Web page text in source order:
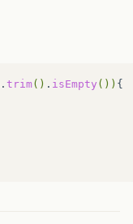
. trim() . isEmpty ())